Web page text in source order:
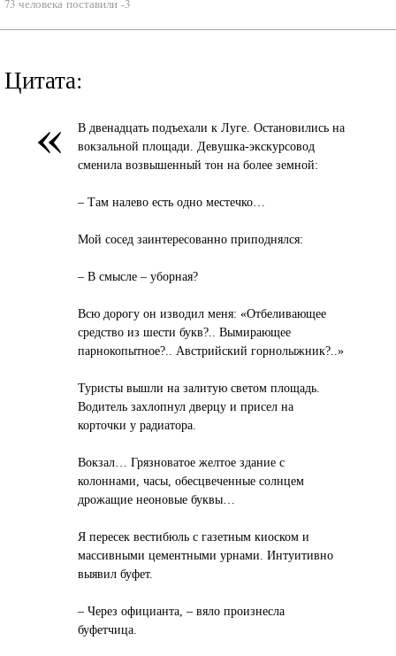
73 человека поставили -3
Цитата:
«
В двенадцать подъехали к Луге. Остановились на
вокзальной площади. Девушка-экскурсовод
сменила возвышенный тон на более земной:
– Там налево есть одно местечко…
Мой сосед заинтересованно приподнялся:
– В смысле – уборная?
Всю дорогу он изводил меня: «Отбеливающее
средство из шести букв?.. Вымирающее
парнокопытное?.. Австрийский горнолыжник?..»
Туристы вышли на залитую светом площадь.
Водитель захлопнул дверцу и присел на
корточки у радиатора.
Вокзал… Грязноватое желтое здание с
колоннами, часы, обесцвеченные солнцем
дрожащие неоновые буквы…
Я пересек вестибюль с газетным киоском и
массивными цементными урнами. Интуитивно
выявил буфет.
– Через официанта, – вяло произнесла
буфетчица.